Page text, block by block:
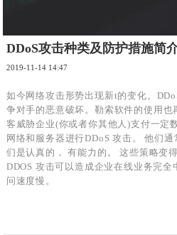
DDoS攻击种类及防护措施简
2019-11-14 14:47
如今网络攻击形势出现新t的变化。
争对手的恶意破坏。勒索软件的使用
客威胁企业(你或者你其他人)支付一定
网络和服务器进行DDoS 攻击。 他们
们是认真的， 有能力的。 这些策略变
DDOS 攻击可以造成企业在线业务完
问速度慢。